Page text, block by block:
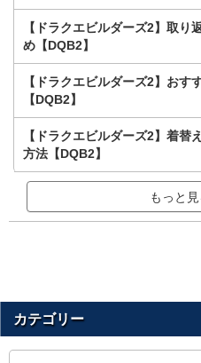
【ドラクエビルダーズ2】取り
め【DQB2】
【ドラクエビルダーズ2】おす
【DQB2】
【ドラクエビルダーズ2】着替
方法【DQB2】
もっと見
カテゴリー